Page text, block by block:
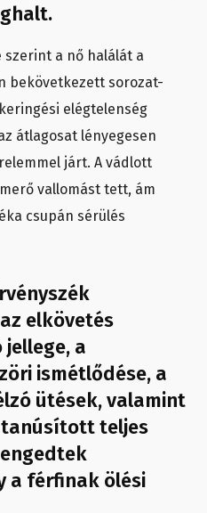
szerint a nő halálát a
bekövetkezett sorozat-
elégtelenség
átlagosat lényegesen
járt. A vádlott
vallomást tett, ám
csupán sérülés
elkövetés
a
ismétlődése, a
ütések, valamint
tanúsított teljes
a férfinak ölési